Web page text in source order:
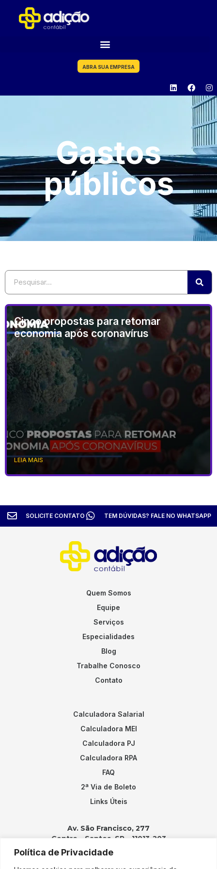
Política de Privacidade
ABRA SUA EMPRESA
Gastos
públicos
Cinco propostas para retomar
economia após coronavírus
LEIA MAIS
SOLICITE CONTATO TEM DÚVIDAS? FALE NO WHATSAPP
Quem Somos
Equipe
Serviços
Especialidades
Blog
Trabalhe Conosco
Contato
Calculadora Salarial
Calculadora MEI
Calculadora PJ
Calculadora RPA
FAQ
2ª Via de Boleto
Links Úteis
Av. São Francisco, 277
Centro – Santos, SP – 11013-203
Contatos: